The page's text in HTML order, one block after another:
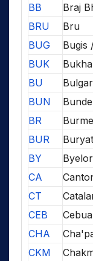
BB
Braj
BRU
Bru
BUG
Bugis
BUK
BU
BUN
BR
BUR
Buryat
BY
CA
CT
CEB
CHA
CKM